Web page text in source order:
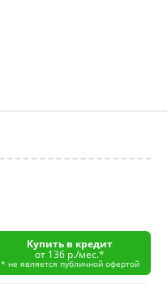
Купить в кредит
от 136 р./мес.*
* не является публичной офертой